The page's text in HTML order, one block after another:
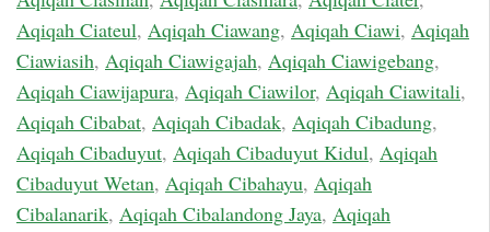
Aqiqah Ciateul, Aqiqah Ciawang, Aqiqah Ciawi, Aqiqah
Ciawiasih, Aqiqah Ciawigajah, Aqiqah Ciawigebang,
Aqiqah Ciawijapura, Aqiqah Ciawilor, Aqiqah Ciawitali,
Aqiqah Cibabat, Aqiqah Cibadak, Aqiqah Cibadung,
Aqiqah Cibaduyut, Aqiqah Cibaduyut Kidul, Aqiqah
Cibaduyut Wetan, Aqiqah Cibahayu, Aqiqah
Cibalanarik, Aqiqah Cibalandong Jaya, Aqiqah